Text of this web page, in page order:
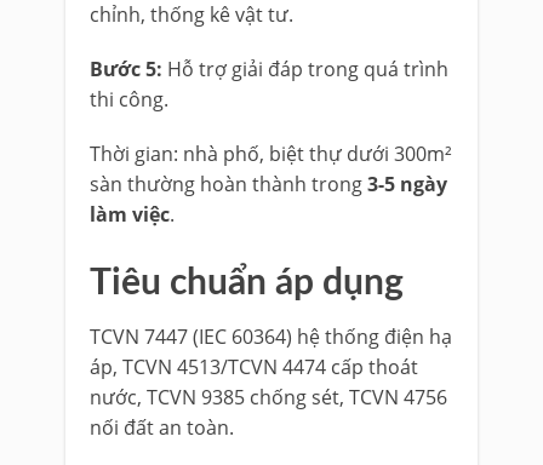
chỉnh, thống kê vật tư.
Bước 5: Hỗ trợ giải đáp trong quá trình
thi công.
Thời gian: nhà phố, biệt thự dưới 300m²
sàn thường hoàn thành trong3-5 ngày
làm việc.
Tiêu chuẩn áp dụng
TCVN 7447 (IEC 60364) hệ thống điện hạ
áp, TCVN 4513/TCVN 4474 cấp thoát
nước, TCVN 9385 chống sét, TCVN 4756
nối đất an toàn.